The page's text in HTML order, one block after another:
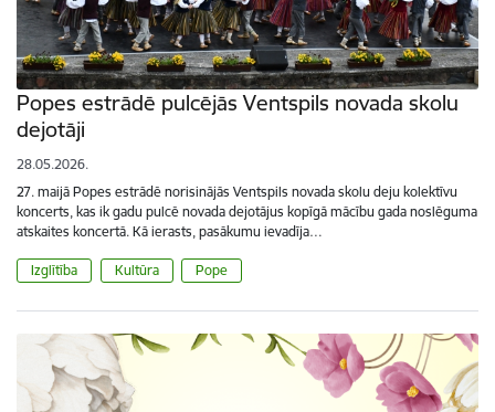
Popes estrādē pulcējās Ventspils novada skolu
dejotāji
28.05.2026.
27. maijā Popes estrādē norisinājās Ventspils novada skolu deju kolektīvu
koncerts, kas ik gadu pulcē novada dejotājus kopīgā mācību gada noslēguma
atskaites koncertā. Kā ierasts, pasākumu ievadīja…
Izglītība Kultūra Pope